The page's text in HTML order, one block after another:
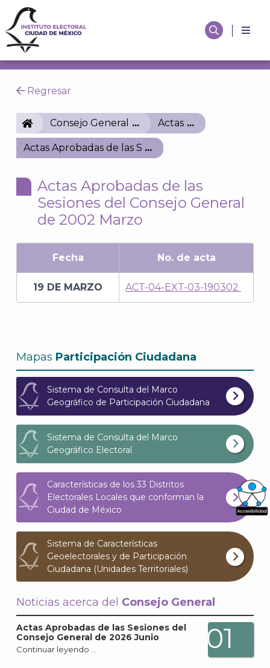
Regresar
IECMConsejo General Actas
Actas Aprobadas de las Sesiones del Consejo
Actas Aprobadas de las
Sesiones del Consejo General
de 2002 Marzo
Fecha No. de acta
19 DE MARZO ACT-04-EXT-03-190302
Mapas Participación Ciudadana
Sistema de Consulta del Marco
Geográfico de Participación Ciudadana
Sistema de Consulta del Marco
Geográfico Electoral
Características de los 33 Distritos
Electorales Locales que conforman la
Ciudad de México
Sistema de Características
Geoelectorales y de Participación
Ciudadana (Unidades Territoriales)
Noticias acerca del Consejo General
Actas Aprobadas de las Sesiones del
Consejo General de 2026 Junio
Continuar leyendo … 01